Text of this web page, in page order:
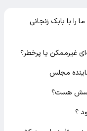
را با بابک زنجانی
غیرممکن یا پرخطر؟
مجلس
؟